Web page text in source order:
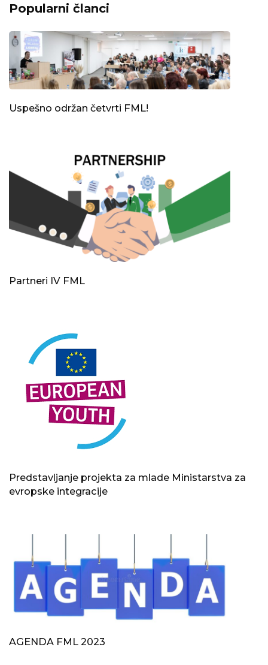
Popularni članci
Uspešno održan četvrti FML!
Partneri IV FML
Predstavljanje projekta za mlade Ministarstva za
evropske integracije
AGENDA FML 2023